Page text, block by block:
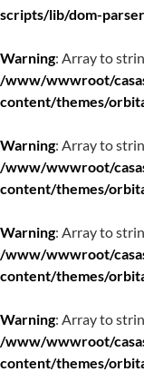
scripts/lib/dom-
Warning: Array to
/www/wwwroot/
content/themes/
Warning: Array to
/www/wwwroot/
content/themes/
Warning: Array to
/www/wwwroot/
content/themes/
Warning: Array to
/www/wwwroot/
content/themes/